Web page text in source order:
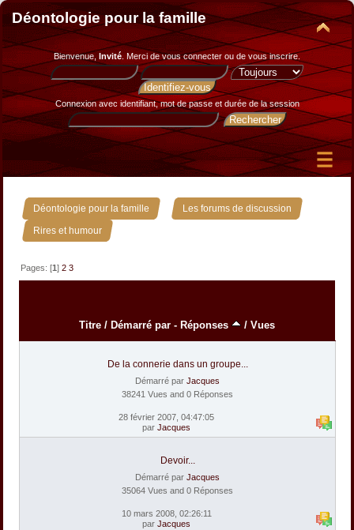
Déontologie pour la famille
Bienvenue, Invité. Merci devous connecter ou de vous inscrire.
Connexion avec identifiant, mot de passe et durée de la session
Déontologie pour la famille » Les forums de discussion »
Rires et humour
Pages: [1]2 3
Titre / Démarré par - Réponses / Vues
De la connerie dans un groupe...
Démarré par Jacques
38241 Vues and 0 Réponses
28 février 2007, 04:47:05
par Jacques
Devoir...
Démarré par Jacques
35064 Vues and 0 Réponses
10 mars 2008, 02:26:11
par Jacques